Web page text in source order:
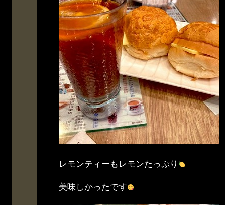
レモンティーもレモンたっぷり
美味しかったです